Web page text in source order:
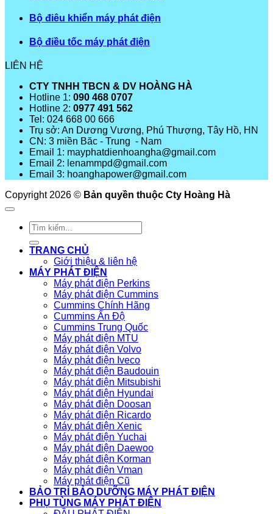
Bộ điêu khiển máy phát điện
Bộ điều tốc máy phát điện
LIÊN HỆ
CTY TNHH TBCN & DV HOÀNG HÀ
Hotline 1: 090 468 0707
Hotline 2: 0977 491 562
Tel: 024 668 00 666
Trụ sở: An Dương Vương, Phú Thượng, Tây Hồ, HN
CN: 3 miền Băc - Trung - Nam
Email 1: mayphatdienhoangha@gmail.com
Email 2: lenammpd@gmail.com
Email 3: hoanghapower@gmail.com
Copyright 2026 © Bản quyền thuộc Cty Hoàng Hà
Tìm
kiếm:
TRANG CHỦ
Giới thiệu & liên hệ
MÁY PHÁT ĐIỆN
Máy phát điện Perkins
Máy phát điện Cummins
Cummins Chính Hãng
Cummins Ấn Độ
Cummins Trung Quốc
Máy phát điện MTU
Máy phát điện Volvo
Máy phát điện Iveco
Máy phát điện Baudouin
Máy phát điện Mitsubishi
Máy phát điện Hyundai
Máy phát điện Doosan
Máy phát điện Ricardo
Máy phát điện Xenic
Máy phát điện Yuchai
Máy phát điện Daewoo
Máy phát điện Korman
Máy phát điện Vman
Máy phát điện Cũ
BẢO TRÌ BẢO DƯỠNG MÁY PHÁT ĐIỆN
PHỤ TÙNG MÁY PHÁT ĐIỆN